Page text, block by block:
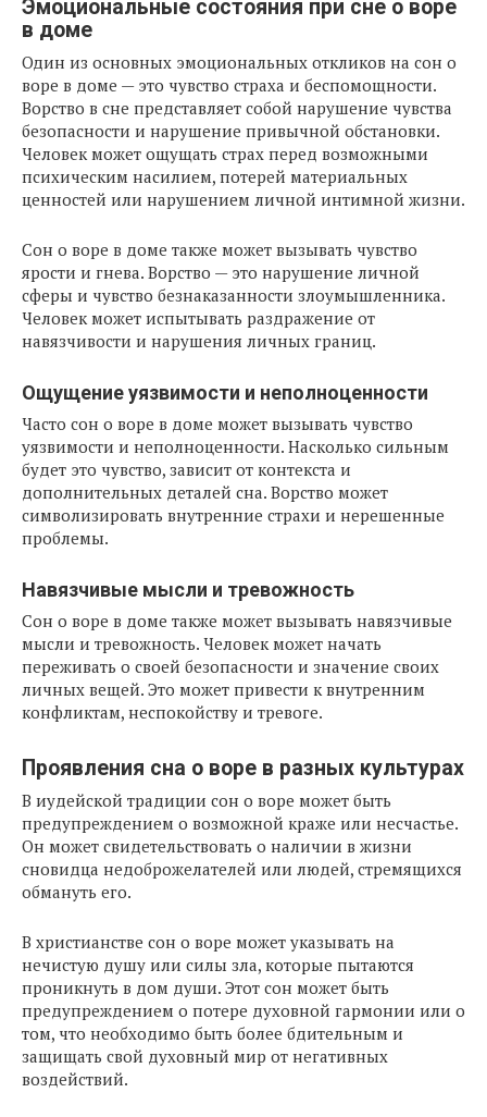
Эмоциональные состояния при сне о воре
в доме
Один из основных эмоциональных откликов на сон о
воре в доме — это чувство страха и беспомощности.
Ворство в сне представляет собой нарушение чувства
безопасности и нарушение привычной обстановки.
Человек может ощущать страх перед возможными
психическим насилием, потерей материальных
ценностей или нарушением личной интимной жизни.
Сон о воре в доме также может вызывать чувство
ярости и гнева. Ворство — это нарушение личной
сферы и чувство безнаказанности злоумышленника.
Человек может испытывать раздражение от
навязчивости и нарушения личных границ.
Ощущение уязвимости и неполноценности
Часто сон о воре в доме может вызывать чувство
уязвимости и неполноценности. Насколько сильным
будет это чувство, зависит от контекста и
дополнительных деталей сна. Ворство может
символизировать внутренние страхи и нерешенные
проблемы.
Навязчивые мысли и тревожность
Сон о воре в доме также может вызывать навязчивые
мысли и тревожность. Человек может начать
переживать о своей безопасности и значение своих
личных вещей. Это может привести к внутренним
конфликтам, неспокойству и тревоге.
Проявления сна о воре в разных культурах
В иудейской традиции сон о воре может быть
предупреждением о возможной краже или несчастье.
Он может свидетельствовать о наличии в жизни
сновидца недоброжелателей или людей, стремящихся
обмануть его.
В христианстве сон о воре может указывать на
нечистую душу или силы зла, которые пытаются
проникнуть в дом души. Этот сон может быть
предупреждением о потере духовной гармонии или о
том, что необходимо быть более бдительным и
защищать свой духовный мир от негативных
воздействий.